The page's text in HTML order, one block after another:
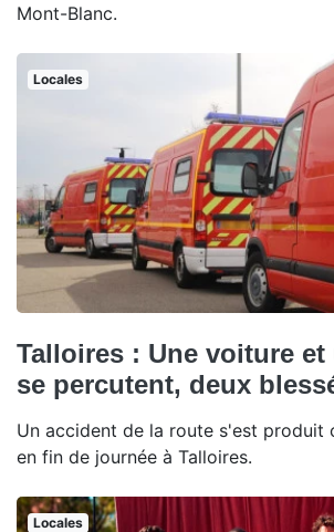
Mont-Blanc.
Locales
Talloires : Une voiture et
se percutent, deux
Un accident de la route s'est produit
en fin de journée à Talloires.
Locales